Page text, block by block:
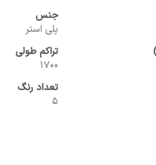
جنس
پلی استر
تراکم طولی
1700
تعداد رنگ
5